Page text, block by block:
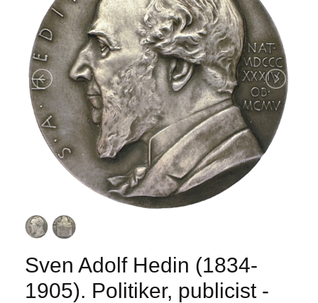
Sven Adolf Hedin (1834-
1905). Politiker, publicist -